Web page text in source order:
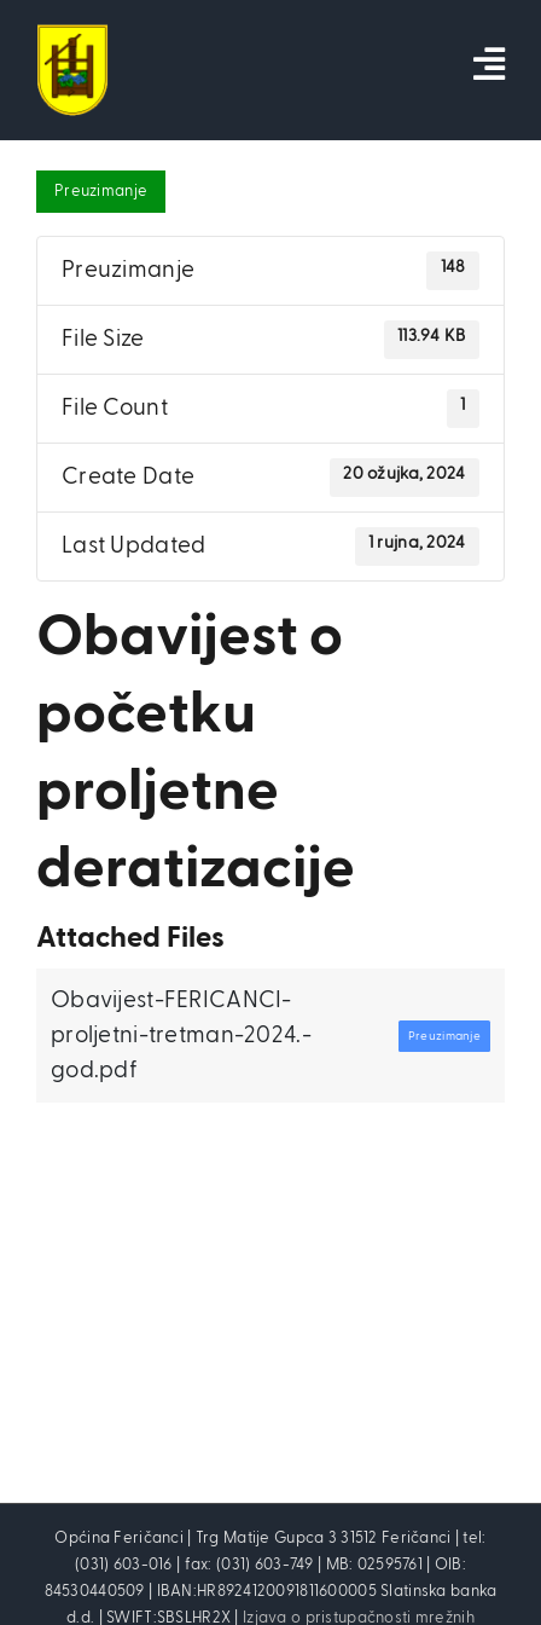
content
Preuzimanje
Preuzimanje 148
File Size 113.94 KB
File Count 1
Create Date 20 ožujka, 2024
Last Updated 1 rujna, 2024
Obavijest o
početku
proljetne
deratizacije
Attached Files
Obavijest-FERICANCI-
proljetni-tretman-2024.-
god.pdf
Preuzimanje
Općina Feričanci | Trg Matije Gupca 3 31512 Feričanci | tel:
(031) 603-016 | fax: (031) 603-749 | MB: 02595761 | OIB:
84530440509 | IBAN:HR8924120091811600005 Slatinska banka
d.d. | SWIFT:SBSLHR2X |
Izjava o pristupačnosti mrežnih